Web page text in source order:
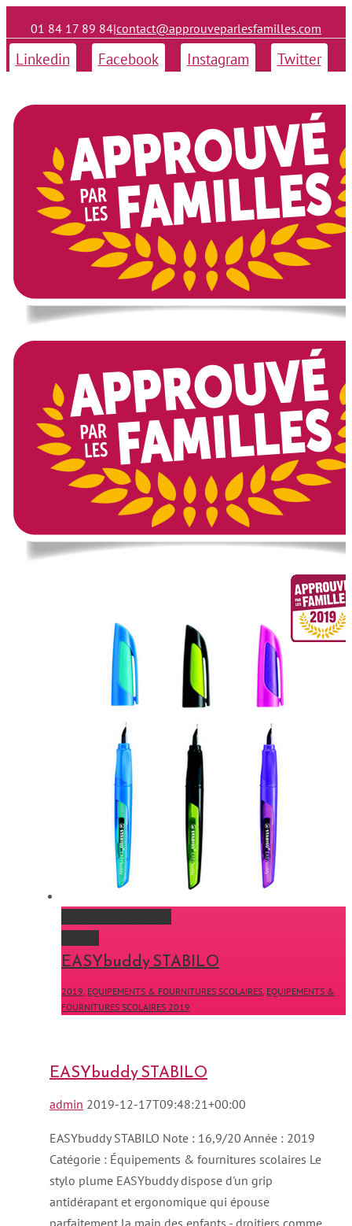
01 84 17 89 84|contact@approuveparlesfamilles.com
Linkedin Facebook Instagram Twitter
EASYbuddy STABILO
2019, EQUIPEMENTS & FOURNITURES SCOLAIRES, EQUIPEMENTS &
FOURNITURES SCOLAIRES 2019
EASYbuddy STABILO
admin 2019-12-17T09:48:21+00:00
EASYbuddy STABILO Note : 16,9/20 Année : 2019
Catégorie : Équipements & fournitures scolaires Le
stylo plume EASYbuddy dispose d'un grip
antidérapant et ergonomique qui épouse
parfaitement la main des enfants - droitiers comme